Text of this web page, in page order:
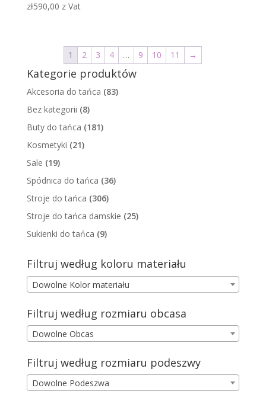
zł590,00 z Vat
1 2 3 4 … 9 10 11 →
Kategorie produktów
Akcesoria do tańca (83)
Bez kategorii (8)
Buty do tańca (181)
Kosmetyki (21)
Sale (19)
Spódnica do tańca (36)
Stroje do tańca (306)
Stroje do tańca damskie (25)
Sukienki do tańca (9)
Filtruj według koloru materiału
Dowolne Kolor materiału
Filtruj według rozmiaru obcasa
Dowolne Obcas
Filtruj według rozmiaru podeszwy
Dowolne Podeszwa